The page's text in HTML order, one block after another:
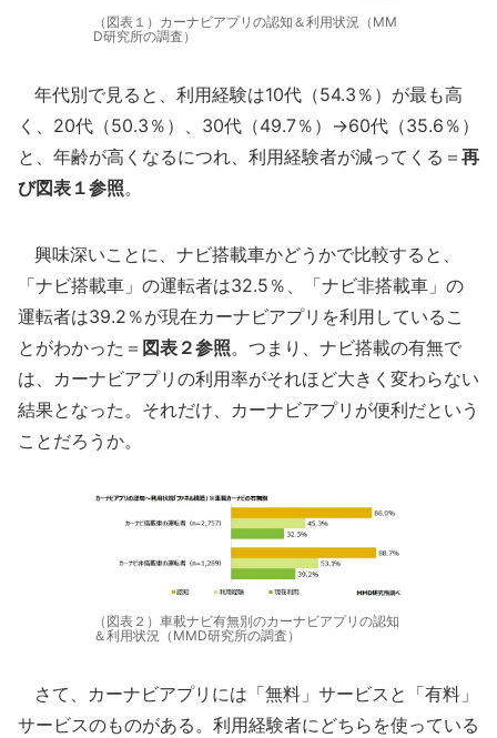
（図表１）カーナビアプリの認知＆利用状況（MM
D研究所の調査）
年代別で見ると、利用経験は10代（54.3％）が最も高
く、20代（50.3％）、30代（49.7％）→60代（35.6％）
と、年齢が高くなるにつれ、利用経験者が減ってくる＝ 再
び図表１参照。
興味深いことに、ナビ搭載車かどうかで比較すると、
「ナビ搭載車」の運転者は32.5％、「ナビ非搭載車」の
運転者は39.2％が現在カーナビアプリを利用しているこ
とがわかった＝ 図表２参照。つまり、ナビ搭載の有無で
は、カーナビアプリの利用率がそれほど大きく変わらない
結果となった。それだけ、カーナビアプリが便利だという
ことだろうか。
（図表２）車載ナビ有無別のカーナビアプリの認知
＆利用状況（MMD研究所の調査）
さて、カーナビアプリには「無料」サービスと「有料」
サービスのものがある。利用経験者にどちらを使っている